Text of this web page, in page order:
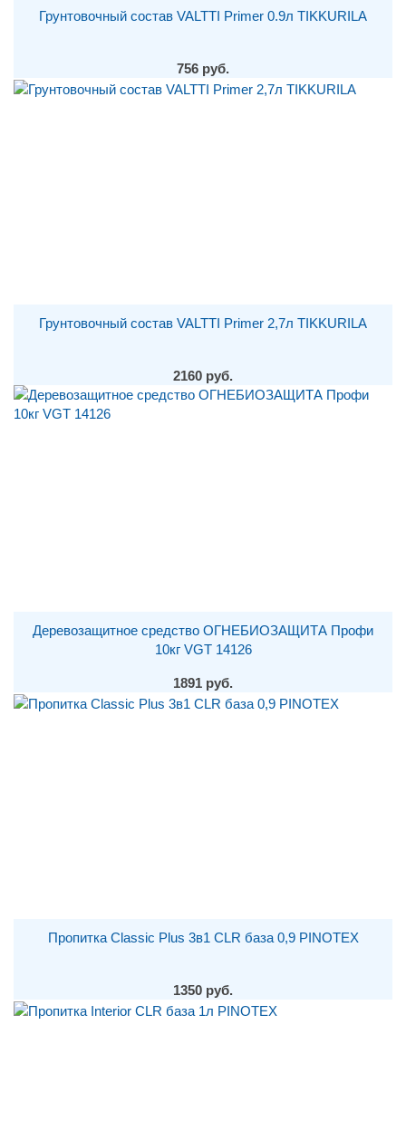
Грунтовочный состав VALTTI Primer 0.9л TIKKURILA
756 руб.
Грунтовочный состав VALTTI Primer 2,7л TIKKURILA
2160 руб.
Деревозащитное средство ОГНЕБИОЗАЩИТА Профи
10кг VGT 14126
1891 руб.
Пропитка Classic Plus 3в1 CLR база 0,9 PINOTEX
1350 руб.